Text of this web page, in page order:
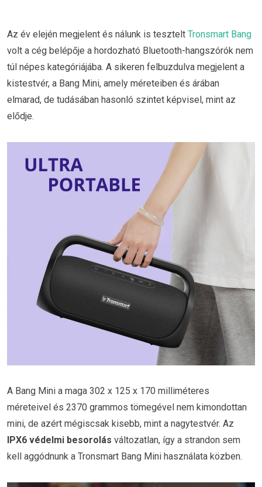
Az év elején megjelent és nálunk is tesztelt Tronsmart Bang
volt a cég belépője a hordozható Bluetooth-hangszórók nem
túl népes kategóriájába. A sikeren felbuzdulva megjelent a
kistestvér, a Bang Mini, amely méreteiben és árában
elmarad, de tudásában hasonló szintet képvisel, mint az
elődje.
A Bang Mini a maga 302 x 125 x 170 milliméteres
méreteivel és 2370 grammos tömegével nem kimondottan
mini, de azért mégiscsak kisebb, mint a nagytestvér. Az
IPX6 védelmi besorolás változatlan, így a strandon sem
kell aggódnunk a Tronsmart Bang Mini használata közben.